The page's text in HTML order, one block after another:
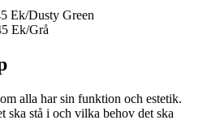
Ek/Dusty Green
Ek/Grå
alla har sin funktion och estetik.
ska stå i och vilka behov det ska